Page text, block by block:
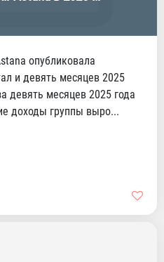
опубликовала
и девять месяцев 2025
девять месяцев 2025 года
доходы группы выро...